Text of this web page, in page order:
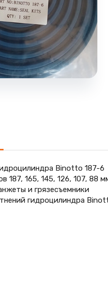
Binotto 187-6
187, 165, 145, 126, 107, 88
и грязесъемники
гидроцилиндра